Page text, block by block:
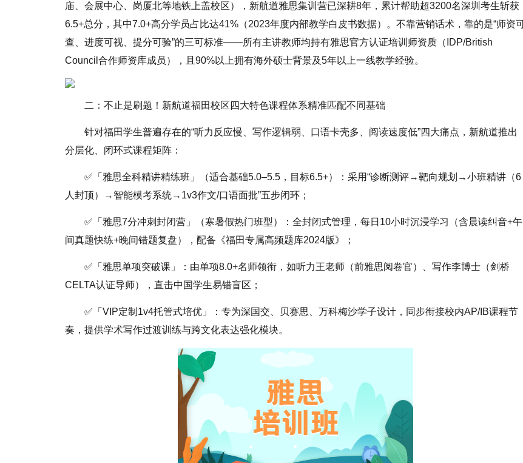
庙、会展中心、岗厦北等地铁上盖校区），新航道雅思集训营已深耕8年，累计帮助超3200名深圳考生斩获
6.5+总分，其中7.0+高分学员占比达41%（2023年度内部教学白皮书数据）。不靠营销话术，靠的是“师资可
查、进度可视、提分可验”的三可标准——所有主讲教师均持有雅思官方认证培训师资质（IDP/British
Council合作师资库成员），且90%以上拥有海外硕士背景及5年以上一线教学经验。
二：不止是刷题！新航道福田校区四大特色课程体系精准匹配不同基础
针对福田学生普遍存在的“听力反应慢、写作逻辑弱、口语卡壳多、阅读速度低”四大痛点，新航道推出
分层化、闭环式课程矩阵：
✅「雅思全科精讲精练班」（适合基础5.0–5.5，目标6.5+）：采用“诊断测评→靶向规划→小班精讲（6
人封顶）→智能模考系统→1v3作文/口语面批”五步闭环；
✅「雅思7分冲刺封闭营」（寒暑假热门班型）：全封闭式管理，每日10小时沉浸学习（含晨读纠音+午
间真题快练+晚间错题复盘），配备《福田专属高频题库2024版》；
✅「雅思单项突破课」：由单项8.0+名师领衔，如听力王老师（前雅思阅卷官）、写作李博士（剑桥
CELTA认证导师），直击中国学生易错盲区；
✅「VIP定制1v4托管式培优」：专为深国交、贝赛思、万科梅沙学子设计，同步衔接校内AP/IB课程节
奏，提供学术写作过渡训练与跨文化表达强化模块。